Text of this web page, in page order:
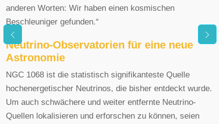
anderen Worten: Wir haben einen kosmischen
Beschleuniger gefunden.“
Neutrino-Observatorien für eine neue
Astronomie
NGC 1068 ist die statistisch signifikanteste Quelle
hochenergetischer Neutrinos, die bisher entdeckt wurde.
Um auch schwächere und weiter entfernte Neutrino-
Quellen lokalisieren und erforschen zu können, seien